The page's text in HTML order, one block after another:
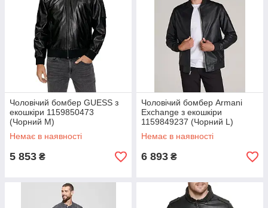
Чоловічий бомбер GUESS з
екошкіри 1159850473
(Чорний M)
Немає в наявності
5 853 ₴
Чоловічий бомбер Armani
Exchange з екошкіри
1159849237 (Чорний L)
Немає в наявності
6 893 ₴